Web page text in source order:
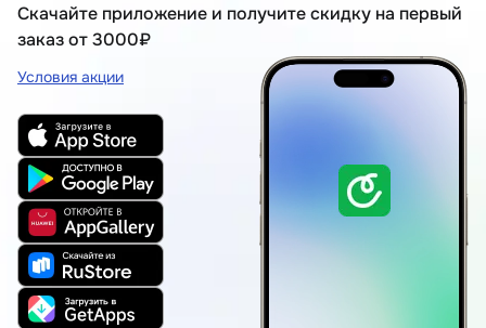
Скачайте приложение и получите скидку на первый
заказ от 3000₽
Условия акции